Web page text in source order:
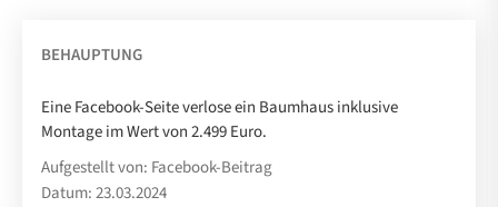
BEHAUPTUNG
Eine Facebook-Seite verlose ein Baumhaus inklusive
Montage im Wert von 2.499 Euro.
Aufgestellt von: Facebook-Beitrag
Datum: 23.03.2024